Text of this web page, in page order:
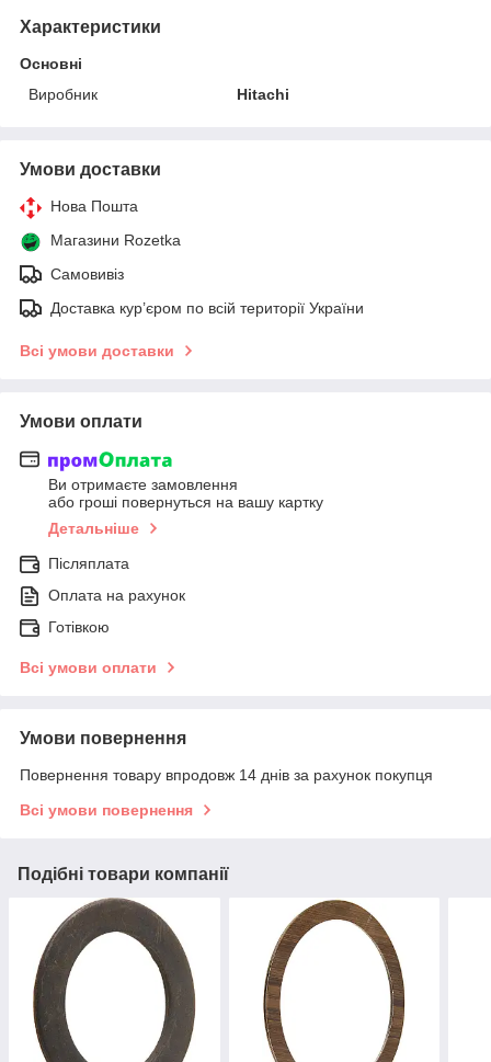
Характеристики
Основні
Виробник
Hitachi
Умови доставки
Нова Пошта
Магазини Rozetka
Самовивіз
Доставка кур’єром по всій території України
Всі умови доставки
Умови оплати
Ви отримаєте замовлення
або гроші повернуться на вашу картку
Детальніше
Післяплата
Оплата на рахунок
Готівкою
Всі умови оплати
Умови повернення
Повернення товару впродовж 14 днів за рахунок покупця
Всі умови повернення
Подібні товари компанії